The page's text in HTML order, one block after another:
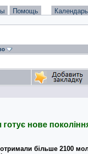
Помощь Календарь
готує нове
більше 2100